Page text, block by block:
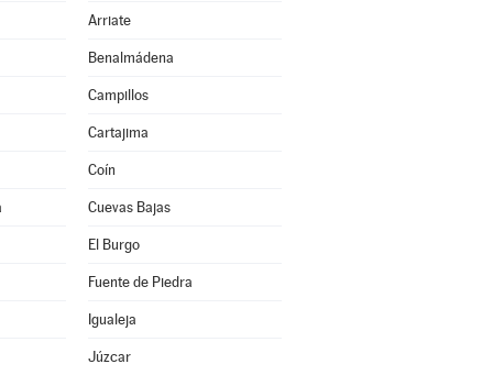
Arriate
Benalmádena
Campillos
Cartajima
Coín
Cuevas Bajas
El Burgo
Fuente de Piedra
Igualeja
Júzcar